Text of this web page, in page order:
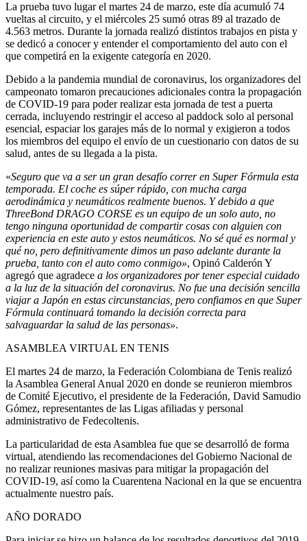
La prueba tuvo lugar el martes 24 de marzo, este día acumuló 74
vueltas al circuito, y el miércoles 25 sumó otras 89 al trazado de
4.563 metros. Durante la jornada realizó distintos trabajos en pista y
se dedicó a conocer y entender el comportamiento del auto con el
que competirá en la exigente categoría en 2020.
Debido a la pandemia mundial de coronavirus, los organizadores del
campeonato tomaron precauciones adicionales contra la propagación
de COVID-19 para poder realizar esta jornada de test a puerta
cerrada, incluyendo restringir el acceso al paddock solo al personal
esencial, espaciar los garajes más de lo normal y exigieron a todos
los miembros del equipo el envío de un cuestionario con datos de su
salud, antes de su llegada a la pista.
«Seguro que va a ser un gran desafío correr en Super Fórmula esta
temporada. El coche es súper rápido, con mucha carga
aerodinámica y neumáticos realmente buenos. Y debido a que
ThreeBond DRAGO CORSE es un equipo de un solo auto, no
tengo ninguna oportunidad de compartir cosas con alguien con
experiencia en este auto y estos neumáticos. No sé qué es normal y
qué no, pero definitivamente dimos un paso adelante durante la
prueba, tanto con el auto como conmigo», Opinó Calderón Y
agregó que agradece a los organizadores por tener especial cuidado
a la luz de la situación del coronavirus. No fue una decisión sencilla
viajar a Japón en estas circunstancias, pero confiamos en que Super
Fórmula continuará tomando la decisión correcta para
salvaguardar la salud de las personas».
ASAMBLEA VIRTUAL EN TENIS
El martes 24 de marzo, la Federación Colombiana de Tenis realizó
la Asamblea General Anual 2020 en donde se reunieron miembros
de Comité Ejecutivo, el presidente de la Federación, David Samudio
Gómez, representantes de las Ligas afiliadas y personal
administrativo de Fedecoltenis.
La particularidad de esta Asamblea fue que se desarrolló de forma
virtual, atendiendo las recomendaciones del Gobierno Nacional de
no realizar reuniones masivas para mitigar la propagación del
COVID-19, así como la Cuarentena Nacional en la que se encuentra
actualmente nuestro país.
AÑO DORADO